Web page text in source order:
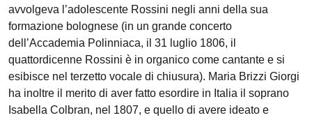
avvolgeva l’adolescente Rossini negli anni della sua
formazione bolognese (in un grande concerto
dell’Accademia Polinniaca, il 31 luglio 1806, il
quattordicenne Rossini è in organico come cantante e si
esibisce nel terzetto vocale di chiusura). Maria Brizzi Giorgi
ha inoltre il merito di aver fatto esordire in Italia il soprano
Isabella Colbran, nel 1807, e quello di avere ideato e